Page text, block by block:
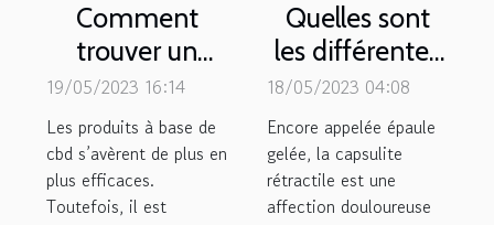
Comment
trouver un
expert de cbd
en France ?
19/05/2023 16:14
Les produits à base de
cbd s’avèrent de plus en
plus efficaces.
Toutefois, il est
Quelles sont
les différentes
causes d’une
capsulite
rétractile ?
18/05/2023 04:08
Encore appelée épaule
gelée, la capsulite
rétractile est une
affection douloureuse